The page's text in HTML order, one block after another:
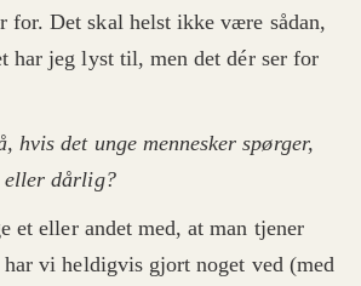
for. Det skal helst ikke være sådan,
har jeg lyst til, men det dér ser for
hvis det unge mennesker spørger,
eller dårlig?
et eller andet med, at man tjener
vi heldigvis gjort noget ved (med